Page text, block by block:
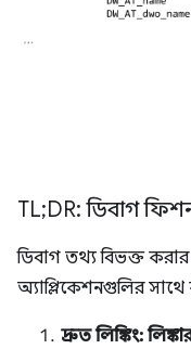
TL;DR: ডিবাগ
ডিবাগ তথ্য বিভক্ত করার
অ্যাপ্লিকেশনগুলির
দ্রুত লিঙ্কিং: